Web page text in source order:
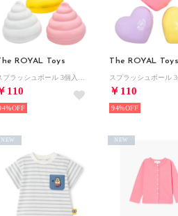
ROYAL Toys
110
The ROYAL Toys
￥110
94%
NEW NEW